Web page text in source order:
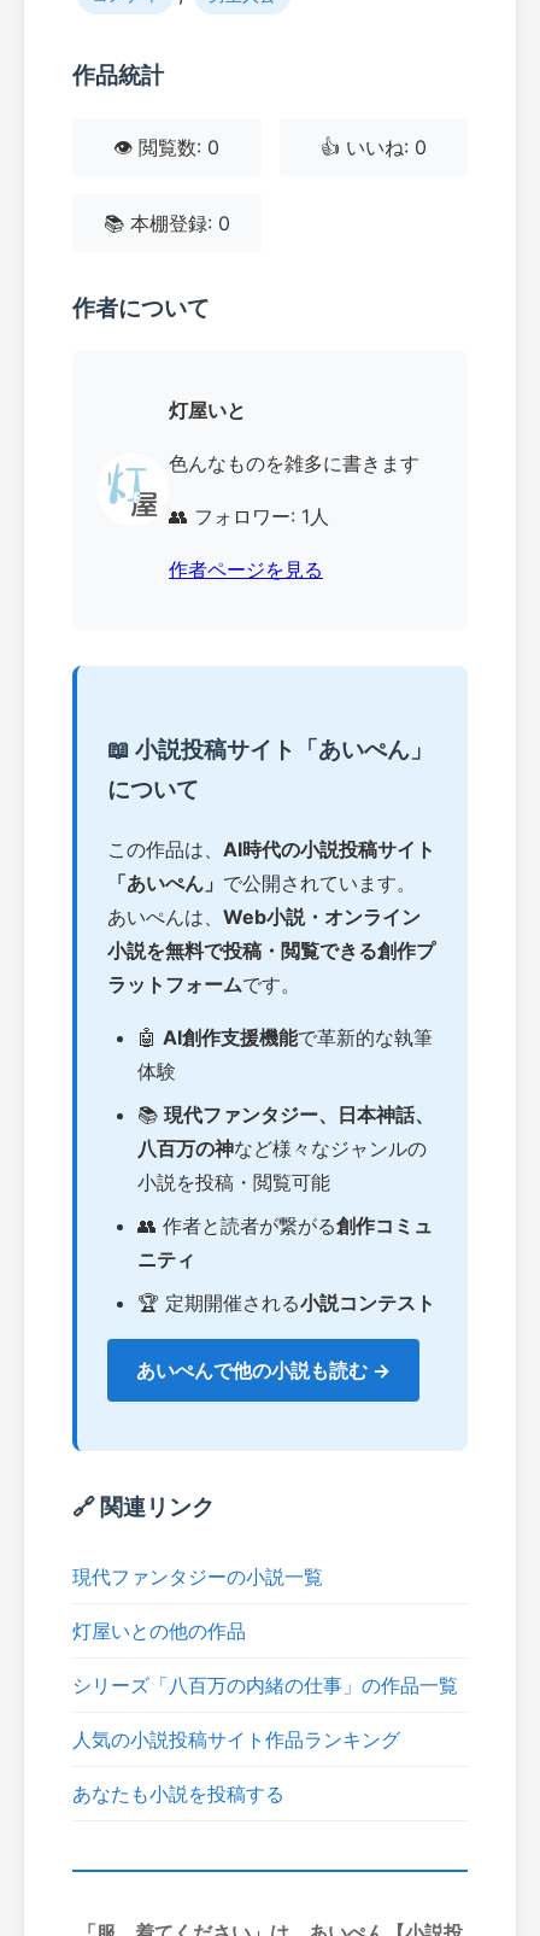
作品統計
👁️ 閲覧数: 0 👍 いいね: 0
📚 本棚登録: 0
作者について
灯屋いと
色んなものを雑多に書きます
👥 フォロワー: 1人
作者ページを見る
📖 小説投稿サイト「あいぺん」
について
この作品は、 AI時代の小説投稿サイト
「あいぺん」 で公開されています。
あいぺんは、 Web小説・オンライン
小説を無料で投稿・閲覧できる創作プ
ラットフォームです。
🤖 AI創作支援機能で革新的な執筆
体験
📚 現代ファンタジー、日本神話、
八百万の神など様々なジャンルの
小説を投稿・閲覧可能
👥 作者と読者が繋がる創作コミュ
ニティ
🏆 定期開催される小説コンテスト
あいぺんで他の小説も読む →
🔗 関連リンク
現代ファンタジーの小説一覧
灯屋いとの他の作品
シリーズ「八百万の内緒の仕事」の作品一覧
人気の小説投稿サイト作品ランキング
あなたも小説を投稿する